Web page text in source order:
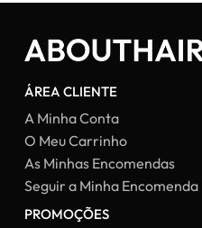
ÁREA CLIENTE
A Minha Conta
O Meu Carrinho
As Minhas Encomendas
Seguir a Minha Encomenda
PROMOÇÕES